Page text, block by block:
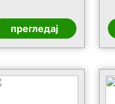
прегледај